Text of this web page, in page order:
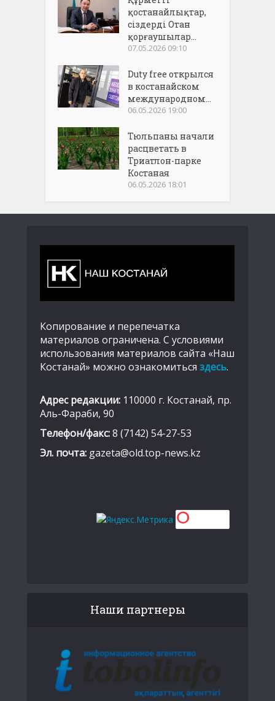
қостанайлықтар,
сіздерді Отан
қорғаушылар...
07.05.2026 09:10
Duty free открылся
в костанайском
международном...
06.05.2026 19:00
Тюльпаны начали
расцветать в
Триатлон-парке
Костаная
06.05.2026 18:01
Копирование и перепечатка
материалов ограничена. С условиями
использования материалов сайта «Наш
Костанай» можно ознакомиться здесь.
Адрес редакции: 110000 г. Костанай, пр.
Аль-Фараби, 90
Телефон/факс:8 (7142) 54-27-53
Эл. почта: gazeta@old.top-news.kz
Наши партнеры